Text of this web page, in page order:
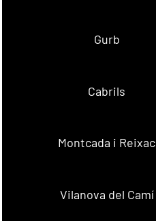
Gurb
Cabrils
Montcada i Reixac
Vilanova del Camí